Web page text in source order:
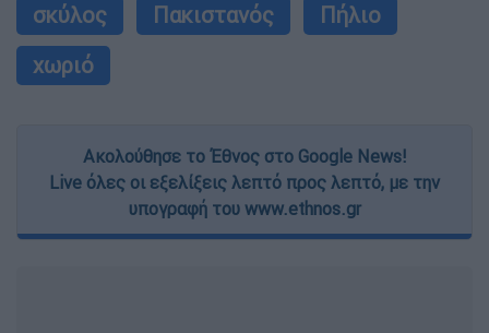
σκύλος Πακιστανός
Πήλιο
χωριό
Ακολούθησε το Έθνος στο Google News!
Live όλες οι εξελίξεις λεπτό προς λεπτό, με την
υπογραφή του www.ethnos.gr